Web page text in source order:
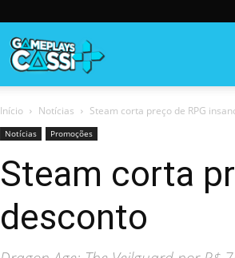
Início Notícias Steam corta preço de RPG
Notícias Promoções
Steam corta
desconto